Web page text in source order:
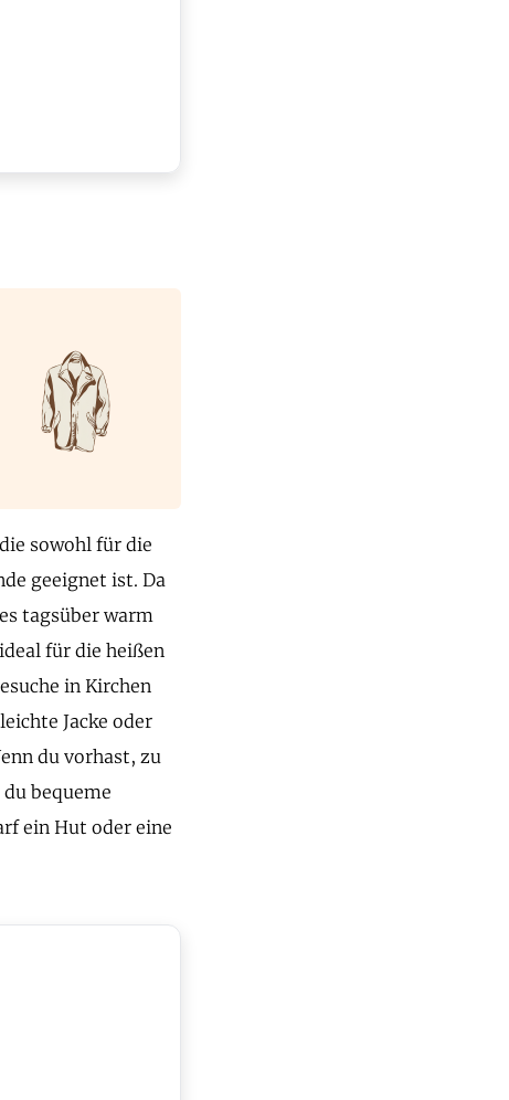
sowohl für die
geeignet ist. Da
tagsüber warm
für die heißen
in Kirchen
Jacke oder
du vorhast, zu
bequeme
ein Hut oder eine